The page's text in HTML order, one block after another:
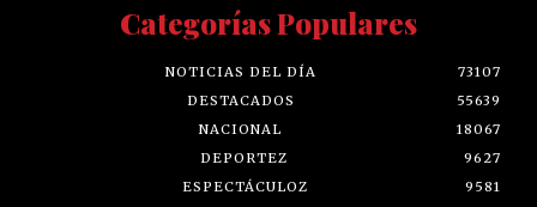
Categorías Populares
NOTICIAS DEL DÍA
73107
DESTACADOS
55639
NACIONAL
18067
DEPORTEZ
9627
ESPECTÁCULOZ
9581